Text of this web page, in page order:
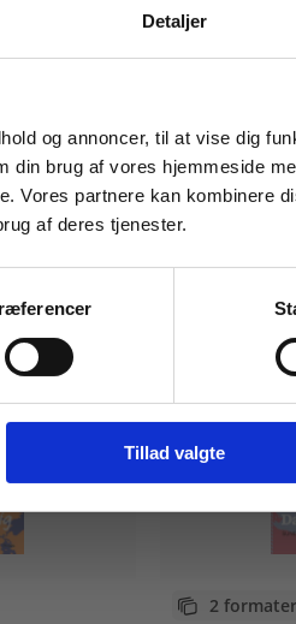
Detaljer
og annoncer, til at vise dig
din brug af vores hjemmeside
Vores partnere kan kombinere
af deres tjenester.
Tillad valgte
2 formater
mm.
og
Du får
ekskl. moms.